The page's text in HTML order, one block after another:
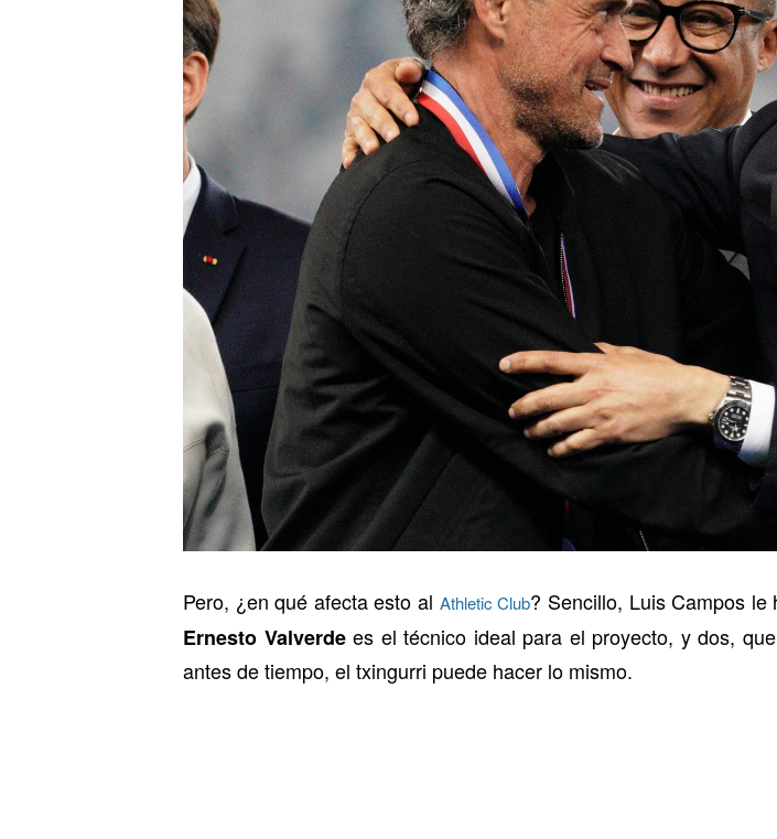
Pero, ¿en qué afecta esto al Athletic Club? Sencillo, Luis Campos
Ernesto Valverdees el técnico ideal para el proyecto, y dos,
antes de tiempo, el txingurri puede hacer lo mismo.